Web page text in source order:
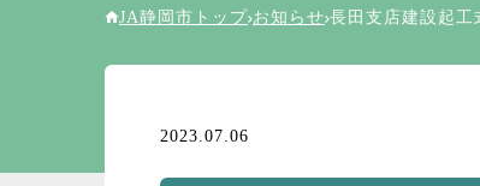
JA静岡市トップ お知らせ 長田支店建設起工
2023.07.06